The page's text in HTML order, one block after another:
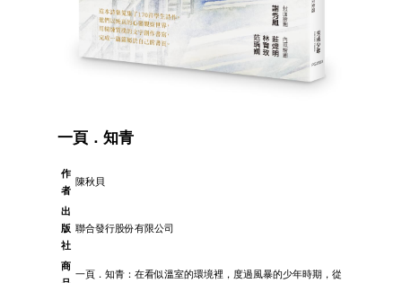
一頁．知青
作
者
陳秋貝
出
版
社
聯合發行股份有限公司
商
一頁．知青：在看似溫室的環境裡，度過風暴的少年時期，從